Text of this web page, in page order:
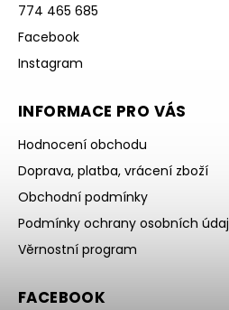
774 465 685
Facebook
Instagram
INFORMACE PRO VÁS
Hodnocení obchodu
Doprava, platba, vrácení zboží
Obchodní podmínky
Podmínky ochrany osobních
Věrnostní program
FACEBOOK